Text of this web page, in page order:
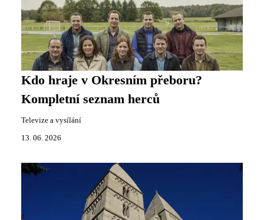
Kdo hraje v Okresním přeboru?
Kompletní seznam herců
Televize a vysílání
13. 06. 2026